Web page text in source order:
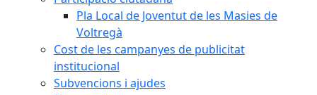
Pla Local de Joventut de les Masies de
Voltregà
Cost de les campanyes de publicitat
institucional
Subvencions i ajudes